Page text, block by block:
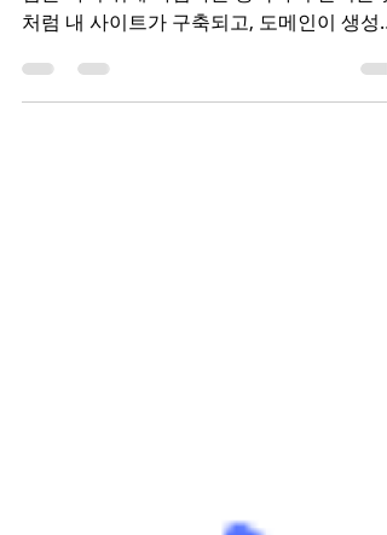
구글상위노출을 위한 서치콘솔등록방법 - 사
처럼 내 사이트가 구축되고, 도메인이 생성되
면 구글서치콘솔에 제출하는 것은 기본이자